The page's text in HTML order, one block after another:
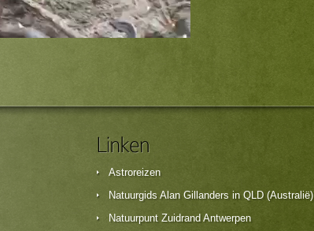
Astroreizen
Natuurgids Alan Gillanders in QLD (Australië)
Natuurpunt Zuidrand Antwerpen